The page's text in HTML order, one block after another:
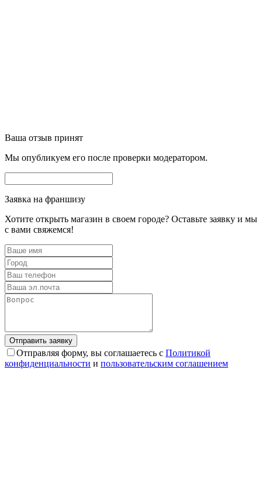
Ваша отзыв принят
Мы опубликуем его после проверки модератором.
Заявка на франшизу
Хотите открыть магазин в своем городе? Оставьте заявку и мы
с вами свяжемся!
Отправляя форму, вы соглашаетесь с Политикой
конфиденциальности и пользовательским соглашением